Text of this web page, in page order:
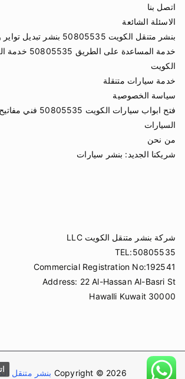
اتصل بنا
الاسئلة الشائعة
بنشر متنقل الكويت 50805535 بنشر تبديل تواير وبطاريات سيارات
خدمة المساعدة
الكويت
خدمة سيارات متنقلة
سياسة الخصوصية
فتح ابواب سيارات
السيارات
من نحن
شريكنا الجديد: بنشر سيارات
شركة بنشر متنقل الكويت LLC
TEL:50805535
Commercial Registration No:192541
Address: 22 Al-Hassan Al-Basri St
Hawalli Kuwait 30000
Copyright © 2026 بنشر متنقل